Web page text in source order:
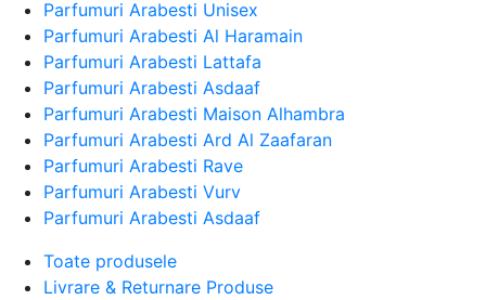
Parfumuri Arabesti Unisex
Parfumuri Arabesti Al Haramain
Parfumuri Arabesti Lattafa
Parfumuri Arabesti Asdaaf
Parfumuri Arabesti Maison Alhambra
Parfumuri Arabesti Ard Al Zaafaran
Parfumuri Arabesti Rave
Parfumuri Arabesti Vurv
Parfumuri Arabesti Asdaaf
Toate produsele
Livrare & Returnare Produse